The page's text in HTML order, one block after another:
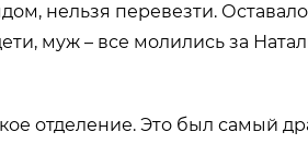
нельзя перевезти.
муж – все молились за
отделение. Это был самый